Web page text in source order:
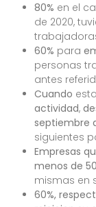
80% en el
de 2020,
60% para
personas
antes
Cuando
actividad,
septiembre
siguientes
Empresas
menos de
mismas en
60%,